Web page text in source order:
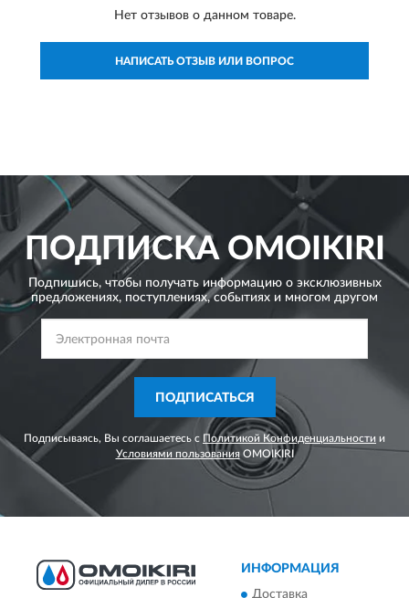
Нет отзывов о данном товаре.
НАПИСАТЬ ОТЗЫВ ИЛИ ВОПРОС
ПОДПИСКАOMOIKIRI
Подпишись, чтобы получать информацию о эксклюзивных
предложениях, поступлениях, событиях и многом другом
ПОДПИСАТЬСЯ
Подписываясь, Вы соглашаетесь с Политикой Конфиденциальности и
Условиями пользованияOMOIKIRI
ИНФОРМАЦИЯ
Доставка